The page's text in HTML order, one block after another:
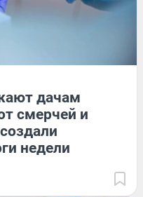
дачам
смерчей и
недели